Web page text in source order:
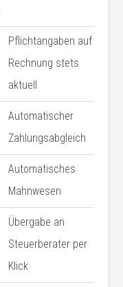
Pflichtangaben auf
Rechnung stets
aktuell
Automatischer
Zahlungsabgleich
Automatisches
Mahnwesen
Übergabe an
Steuerberater per
Klick